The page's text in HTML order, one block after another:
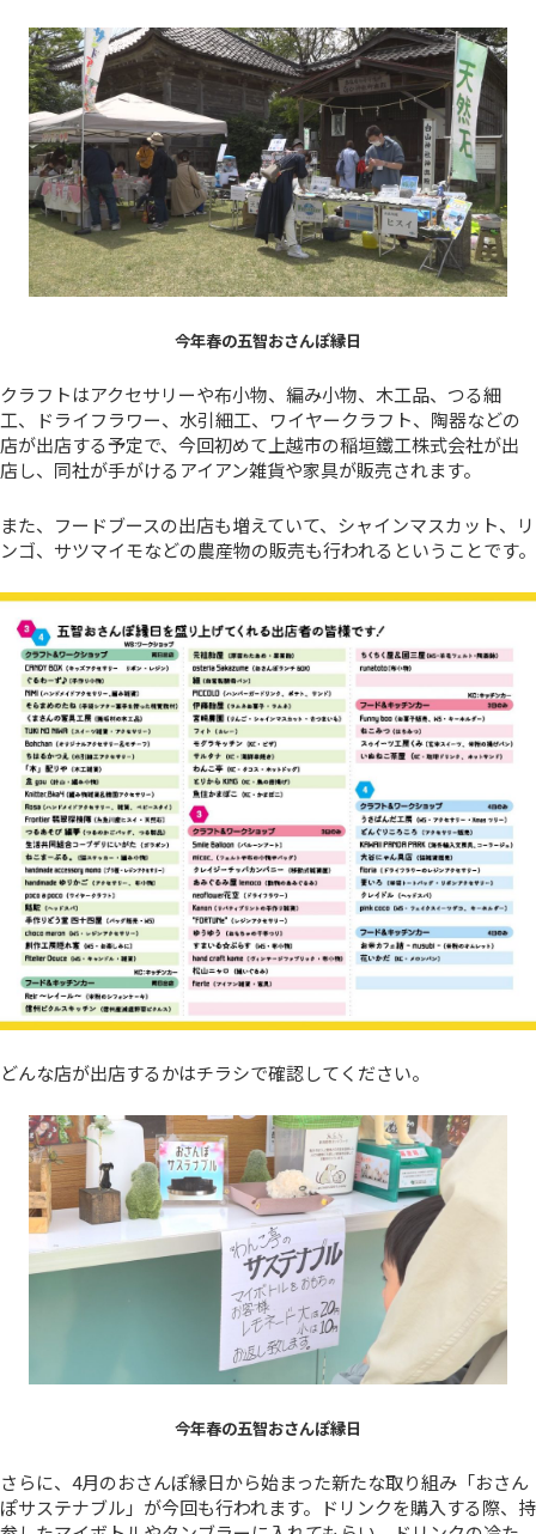
今年春の五智おさんぽ縁日
クラフトはアクセサリーや布小物、編み小物、木工品、つる細
工、ドライフラワー、水引細工、ワイヤークラフト、陶器などの
店が出店する予定で、今回初めて上越市の稲垣鐵工株式会社が出
店し、同社が手がけるアイアン雑貨や家具が販売されます。
また、フードブースの出店も増えていて、シャインマスカット、リ
ンゴ、サツマイモなどの農産物の販売も行われるということです。
どんな店が出店するかはチラシで確認してください。
今年春の五智おさんぽ縁日
さらに、4月のおさんぽ縁日から始まった新たな取り組み「おさん
ぽサステナブル」が今回も行われます。ドリンクを購入する際、持